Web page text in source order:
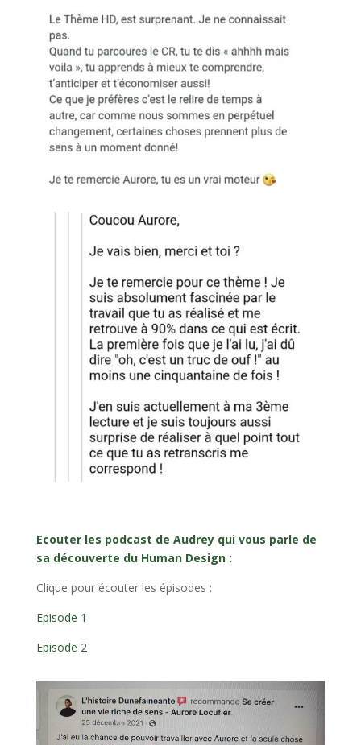
Ecouter les podcast de Audrey qui vous parle de
sa découverte du Human Design :
Clique pour écouter les épisodes :
Episode 1
Episode 2